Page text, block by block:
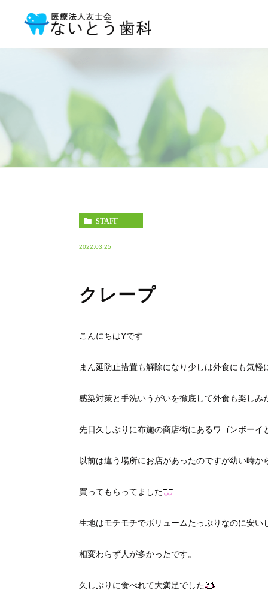
STAFF
2022.03.25
クレープ
こんにちはYです
まん延防止措置も解除になり少しは外食にも気軽
感染対策と手洗いうがいを徹底して外食も楽しみ
先日久しぶりに布施の商店街にあるワゴンボー
以前は違う場所にお店があったのですが幼い時
買ってもらってました
生地はモチモチでボリュームたっぷりなのに安い
相変わらず人が多かったです。
久しぶりに食べれて大満足でした